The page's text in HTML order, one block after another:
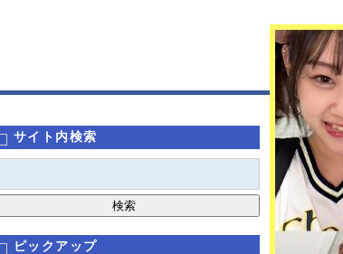
サイト内検索
ピックアップ